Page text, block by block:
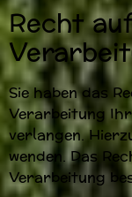
Recht
Sie haben das
Verarbeitung
verlangen.
wenden. Das
Verarbeitung